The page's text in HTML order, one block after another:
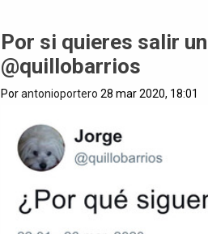
Por si quieres salir
@quillobarrios
Porantonioportero 28 mar 2020, 18:01